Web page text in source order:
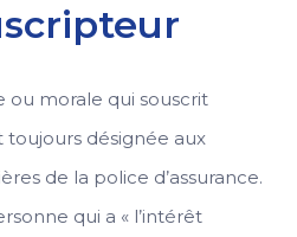
ou morale qui souscrit
toujours désignée aux
de la police d’assurance.
qui a « l’intérêt